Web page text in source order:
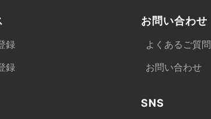
録
録
お問い合わせ
よくあるご質問
お問い合わせ
SNS